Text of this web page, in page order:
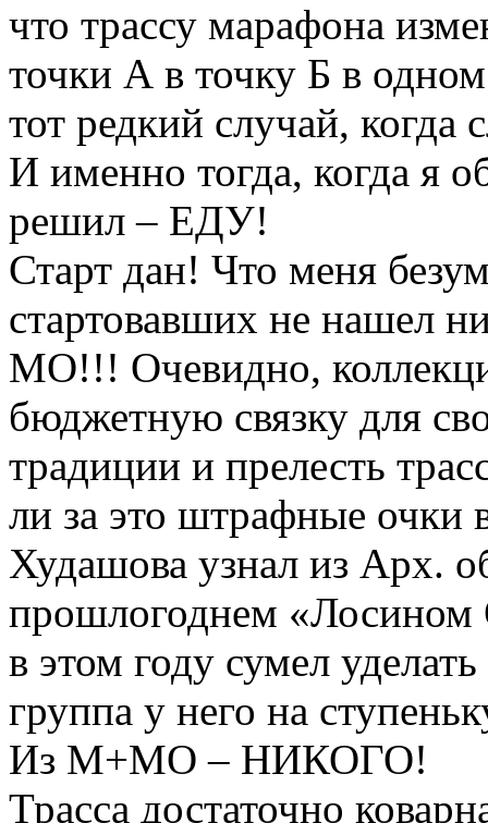
что трассу марафона
точки А в точку Б в
тот редкий случай,
И именно тогда, когда я
решил – ЕДУ!
Старт дан! Что меня
стартовавших не нашел
МО!!! Очевидно,
бюджетную связку для
традиции и прелесть
ли за это штрафные очки
Худашова узнал из Арх.
прошлогоднем «Лосином
в этом году сумел
группа у него на
Из М+МО – НИКОГО!
Трасса достаточно